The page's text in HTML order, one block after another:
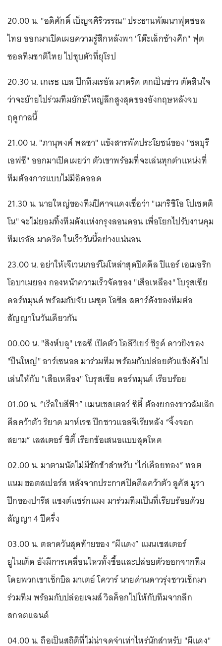
20.00 น. "อดิศักดิ์ เบ็ญจศิริวรรณ" ประธานพัฒนาฟุตซอล
ไทย ออกมาเปิดเผยความรู้สึกหลังพา "โต๊ะเล็กช้างศึก" ฟุต
ซอลทีมชาติไทย ไปชุบตัวที่ยุโรป
20.30 น. เกเรธ เบล ปีกทีมเรอัล มาดริด ตกเป็นข่าว ตัดสินใจ
ว่าจะย้ายไปร่วมทีมยักษ์ใหญ่ลีกสูงสุดของอังกฤษหลังจบ
ฤดูกาลนี้
21.00 น. "ภานุพงศ์ พลซา" แข้งสารพัดประโยชน์ของ "ชลบุรี
เอฟซี" ออกมาเปิดเผยว่า ตัวเขาพร้อมที่จะเล่นทุกตำแหน่งที่
ทีมต้องการแบบไม่มีอิดออด
21.30 น. นายใหญ่ของทีมปิศาจแดงเชื่อว่า "เมาริซิโอ โปเชตติ
โน" จะไม่ยอมทิ้งทีมดังแห่งกรุงลอนดอน เพื่อโยกไปรับงานคุม
ทีมเรอัล มาดริด ในเร็ววันนี้อย่างแน่นอน
23.00 น. อย่าให้เจ๊เวนเกอร์โมโหล่าสุดปิดดีล ปิแอร์ เอเมอริก
โอบาเมยอง กองหน้าความเร็วจัดของ "เสือเหลือง" โบรุสเซีย
ดอร์ทมุนด์ พร้อมกับจับ เมซุต โอซิล สตาร์ดังของทีมต่อ
สัญญาในวันเดียวกัน
00.00 น. "สิงห์บลู" เชลซี เปิดตัว โอลิวิเยร์ ชิรูด์ ดาวยิงของ
"ปืนใหญ่" อาร์เซนอล มาร่วมทีม พร้อมกับปล่อยตัวแข้งดังไป
เล่นให้กับ "เสือเหลือง" โบรุสเซีย ดอร์ทมุนด์ เรียบร้อย
01.00 น. “เรือใบสีฟ้า” แมนเชสเตอร์ ซิตี้ ต้องยกธงขาวล้มเลิก
ดีลคว้าตัว ริยาด มาห์เรซ ปีกชาวแอลจีเรียหลัง “จิ้งจอก
สยาม” เลสเตอร์ ซิตี้ เรียกข้อเสนอแบบสุดโหด
02.00 น. มาตามนัดไม่มีชักช้าสำหรับ “ไก่เดือยทอง” ทอต
แนม ฮอตสเปอร์ส หลังจากประกาศปิดดีลคว้าตัว ลูคัส มูรา
ปีกของปารีส แซงต์แชร์กแมง มาร่วมทีมเป็นที่เรียบร้อยด้วย
สัญญา 4 ปีครึ่ง
03.00 น. ตลาดวันสุดท้ายของ “ผีแดง” แมนเชสเตอร์
ยูไนเต็ด ยังมีการเคลื่อนไหวทั้งซื้อและปล่อยตัวออกจากทีม
โดยพวกเขาเช็กบิล มาเตย์ โควาร์ นายด่านดาวรุ่งชาวเช็กมา
ร่วมทีม พร้อมกับปล่อยเจมส์ วิลค็อกไปให้กับทีมจากลีก
สกอตแลนด์
04.00 น. ถือเป็นสถิติที่ไม่น่าจดจำเท่าไหร่นักสำหรับ "ผีแดง"